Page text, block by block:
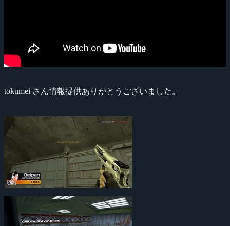
tokumei さん情報提供ありがとうございました。